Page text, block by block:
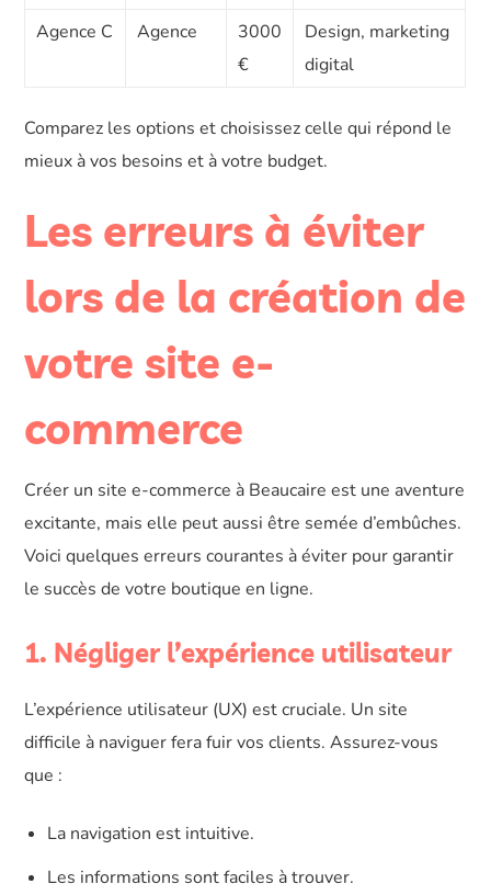
Agence C
Agence
3000
€
Design, marketing
digital
Comparez les options et choisissez celle qui répond le
mieux à vos besoins et à votre budget.
Les erreurs à éviter
lors de la création de
votre site e-
commerce
Créer un site e-commerce à Beaucaire est une aventure
excitante, mais elle peut aussi être semée d’embûches.
Voici quelques erreurs courantes à éviter pour garantir
le succès de votre boutique en ligne.
1. Négliger l’expérience utilisateur
L’expérience utilisateur (UX) est cruciale. Un site
difficile à naviguer fera fuir vos clients. Assurez-vous
que :
La navigation est intuitive.
Les informations sont faciles à trouver.